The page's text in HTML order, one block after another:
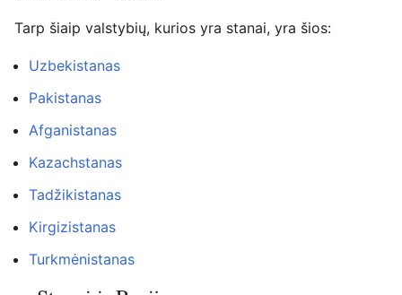
Tarp šiaip valstybių, kurios yra stanai, yra šios:
Uzbekistanas
Pakistanas
Afganistanas
Kazachstanas
Tadžikistanas
Kirgizistanas
Turkmėnistanas